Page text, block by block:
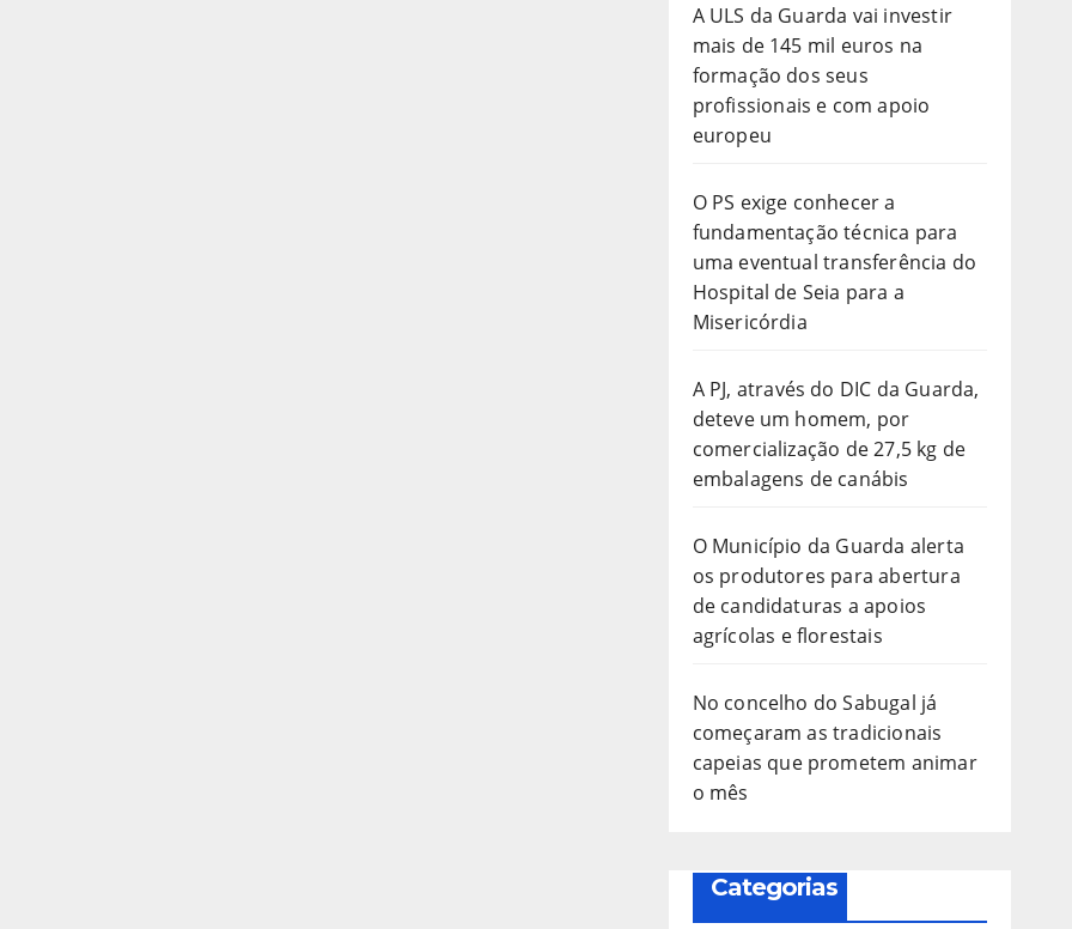
A ULS da Guarda vai investir
mais de 145 mil euros na
formação dos seus
profissionais e com apoio
europeu
O PS exige conhecer a
fundamentação técnica para
uma eventual transferência do
Hospital de Seia para a
Misericórdia
A PJ, através do DIC da Guarda,
deteve um homem, por
comercialização de 27,5 kg de
embalagens de canábis
O Município da Guarda alerta
os produtores para abertura
de candidaturas a apoios
agrícolas e florestais
No concelho do Sabugal já
começaram as tradicionais
capeias que prometem animar
o mês
Categorias